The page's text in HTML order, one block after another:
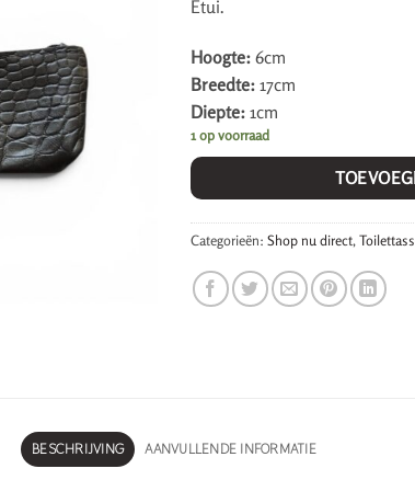
Etui.
Hoogte: 6cm
Breedte: 17cm
Diepte: 1cm
1 op voorraad
Categorieën: Shop nu direct,
BESCHRIJVING AANVULLENDE INFORMATIE